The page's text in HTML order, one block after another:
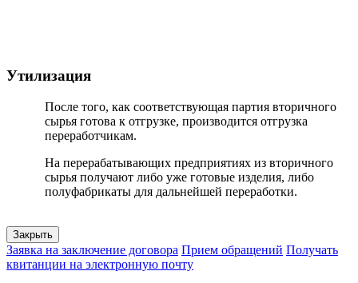
Утилизация
После того, как соответствующая партия вторичного
сырья готова к отгрузке, производится отгрузка
переработчикам.
На перерабатывающих предприятиях из вторичного
сырья получают либо уже готовые изделия, либо
полуфабрикаты для дальнейшей переработки.
Закрыть
Заявка на заключение договора Прием обращений Получать
квитанции на электронную почту